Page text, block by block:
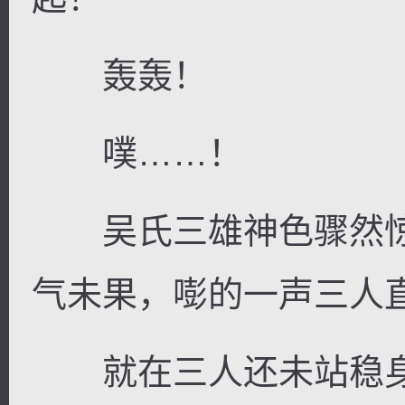
轰轰！
噗……！
吴氏三雄神色骤然
气未果，嘭的一声三人
就在三人还未站稳